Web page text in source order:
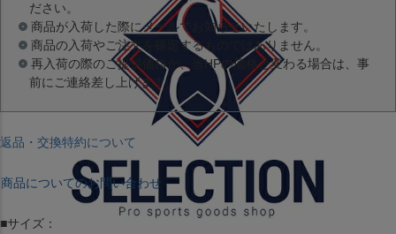
ださい。
商品が入荷した際にメールでお知らせいたします。
商品の入荷やご注文を確定するものではありません。
再入荷の際のご提供価格が、当HPの価格と変わる場合は、事
前にご連絡差し上げます。
返品・交換特約について
商品についてのお問い合わせ
■サイズ：